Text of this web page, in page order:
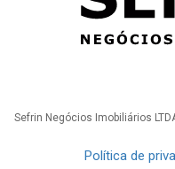
Sefrin Negócios Imobiliários
Política de